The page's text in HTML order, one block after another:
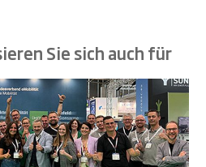
Sie sich auch für